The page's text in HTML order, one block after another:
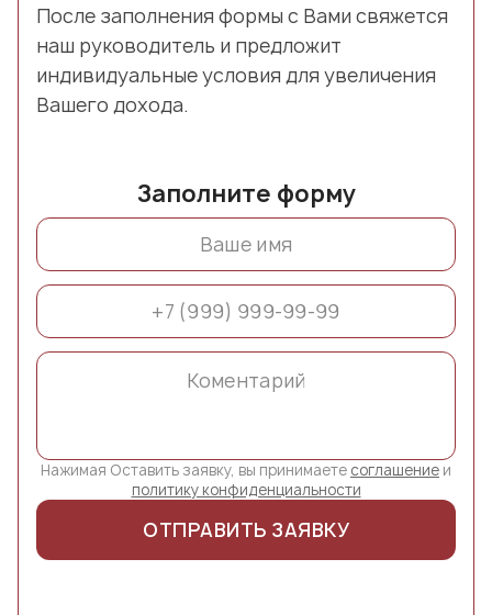
После заполнения формы с Вами свяжется
наш руководитель и предложит
индивидуальные условия для увеличения
Вашего дохода.
Заполните форму
Нажимая Оставить заявку, вы принимаете соглашение и
политику конфиденциальности
ОТПРАВИТЬ ЗАЯВКУ